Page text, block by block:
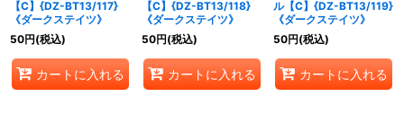
【C】{DZ-BT13/117}
《ダークステイツ》
50円(税込)
カートに入れる
【C】{DZ-BT13/118}
《ダークステイツ》
50円(税込)
カートに入れる
ル【C】{DZ-BT13/119}
《ダークステイツ》
50円(税込)
カートに入れる